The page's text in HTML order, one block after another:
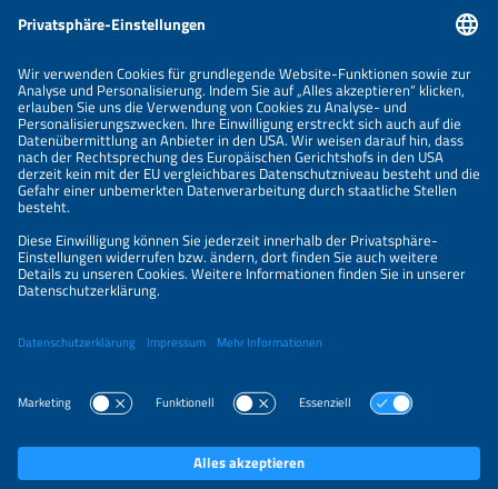
Informationen
IMPRESSUM
KONTAKT
ÜBER UNS
VERANSTALTER
PREISÜBERSICHT
DATENSCHUTZERKLÄRUNG